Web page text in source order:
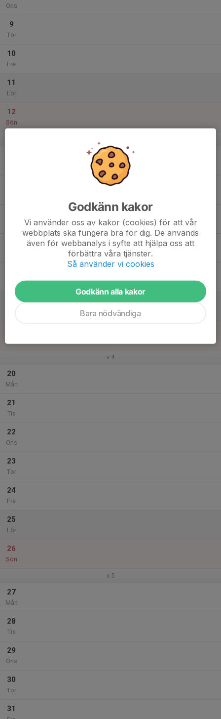
Ons
9
Tor
10
Fre
11
Lör
12
Sön
v.4
20
Mån
21
Tis
22
Ons
23
Tor
24
Fre
25
Lör
26
Sön
v.5
27
Mån
28
Tis
29
Ons
30
Tor
31
Godkänn kakor
Vi använder oss av kakor (cookies) för att vår
webbplats ska fungera bra för dig. De används
även för webbanalys i syfte att hjälpa oss att
förbättra våra tjänster.
Så använder vi cookies
Godkänn alla kakor
Bara nödvändiga